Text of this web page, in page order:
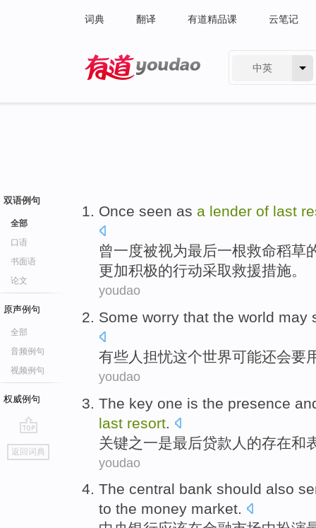
词典 翻译 有道精品课 云笔记
中英
双语例句
全部
口语
书面语
论文
原声例句
全部
音频例句
视频例句
权威例句
go
top
返回词典
Once seen as a lender of last
曾一度被视为最后一根救命稻草
更加积极的行动采取救援措施。
youdao
Some worry that the world may
有些人 担忧这个世界可能还会要
youdao
The key one is the presence
last resort
关键之一是最后贷款人 的存在和
youdao
The central bank should also
to the money market.